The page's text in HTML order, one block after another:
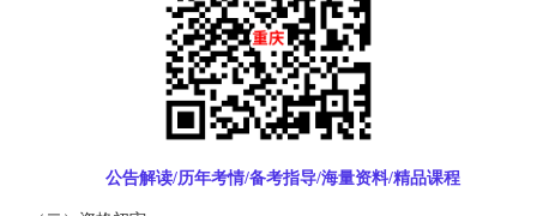
公告解读/历年考情/备考指导/海量资料/精品课程